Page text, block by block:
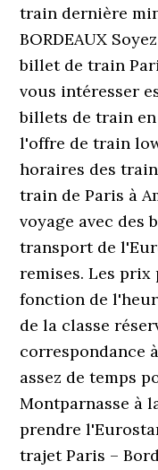
train dernière
BORDEAUX
billet de train
vous intéresser
billets de train
l'offre de train
horaires des
train de Paris à
voyage avec des
transport de
remises. Les prix
fonction de
de la classe
correspondance
assez de temps
Montparnasse à
prendre
trajet Paris –